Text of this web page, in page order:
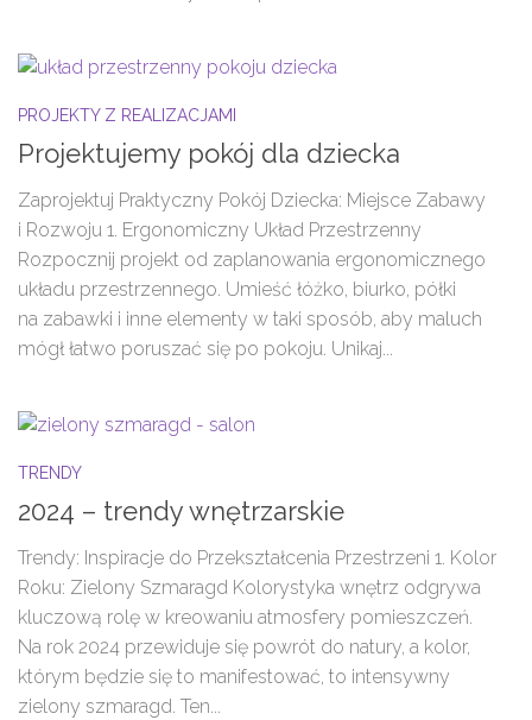
PROJEKTY Z REALIZACJAMI
Projektujemy pokój dla dziecka
Zaprojektuj Praktyczny Pokój Dziecka: Miejsce Zabawy
i Rozwoju 1. Ergonomiczny Układ Przestrzenny
Rozpocznij projekt od zaplanowania ergonomicznego
układu przestrzennego. Umieść łóżko, biurko, półki
na zabawki i inne elementy w taki sposób, aby maluch
mógł łatwo poruszać się po pokoju. Unikaj...
TRENDY
2024 – trendy wnętrzarskie
Trendy: Inspiracje do Przekształcenia Przestrzeni 1. Kolor
Roku: Zielony Szmaragd Kolorystyka wnętrz odgrywa
kluczową rolę w kreowaniu atmosfery pomieszczeń.
Na rok 2024 przewiduje się powrót do natury, a kolor,
którym będzie się to manifestować, to intensywny
zielony szmaragd. Ten...